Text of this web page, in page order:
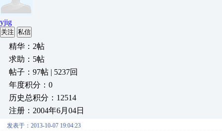
yjig
关注 私信
精华：2帖
求助：5帖
帖子：97帖 | 5237回
年度积分：0
历史总积分：12514
注册：2004年6月04日
发表于：2013-10-07 19:04:23